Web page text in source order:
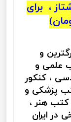
، برای
و
علمی و
، کنکور
پزشکی و
کتب هنر ،
در ایران